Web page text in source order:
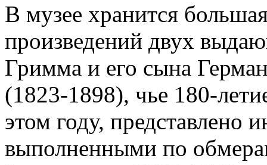
В музее хранится
произведений двух
Гримма и его сына
(1823-1898), чье 180-
этом году, представлено
выполненными по